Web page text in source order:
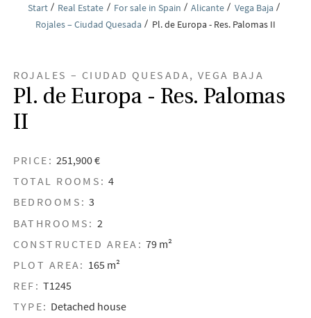
Start Real Estate For sale in Spain Alicante
Vega Baja
Rojales – Ciudad Quesada
Pl. de Europa - Res. Palomas II
ROJALES – CIUDAD QUESADA, VEGA BAJA
Pl. de Europa - Res. Palomas
II
PRICE: 251,900 €
TOTAL ROOMS: 4
BEDROOMS: 3
BATHROOMS: 2
CONSTRUCTED AREA: 79 m²
PLOT AREA: 165 m²
REF: T1245
TYPE: Detached house